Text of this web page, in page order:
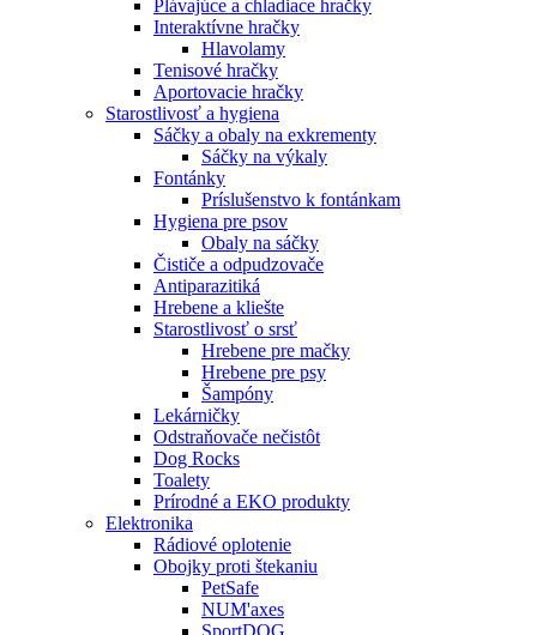
Plávajúce a chladiace hračky
Interaktívne hračky
Hlavolamy
Tenisové hračky
Aportovacie hračky
Starostlivosť a hygiena
Sáčky a obaly na exkrementy
Sáčky na výkaly
Fontánky
Príslušenstvo k fontánkam
Hygiena pre psov
Obaly na sáčky
Čističe a odpudzovače
Antiparazitiká
Hrebene a kliešte
Starostlivosť o srsť
Hrebene pre mačky
Hrebene pre psy
Šampóny
Lekárničky
Odstraňovače nečistôt
Dog Rocks
Toalety
Prírodné a EKO produkty
Elektronika
Rádiové oplotenie
Obojky proti štekaniu
PetSafe
NUM'axes
SportDOG